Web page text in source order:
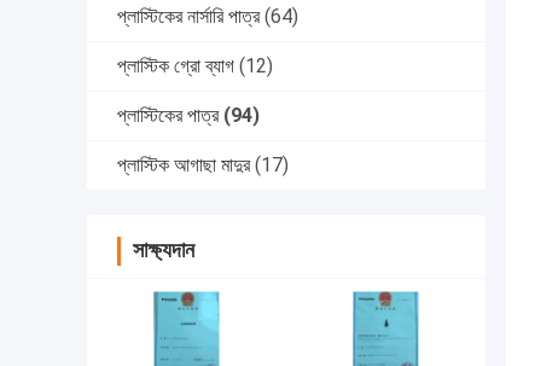
প্লাস্টিকের নার্সারি পাত্র (64)
প্লাস্টিক গ্রো ব্যাগ (12)
প্লাস্টিকের পাত্র (94)
প্লাস্টিক আগাছা মাদুর (17)
সাক্ষ্যদান